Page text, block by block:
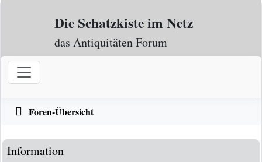
Zum Inhalt
Die Schatzkiste im Netz
das Antiquitäten Forum
Foren-Übersicht
Information